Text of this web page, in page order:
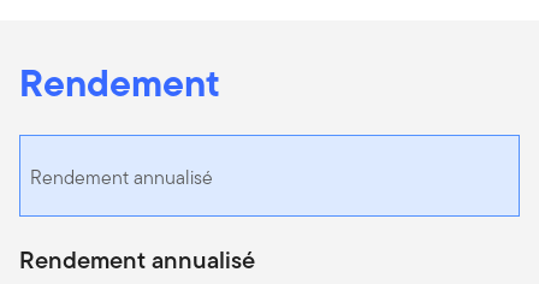
Rendement
Rendement annualisé
Rendement annualisé